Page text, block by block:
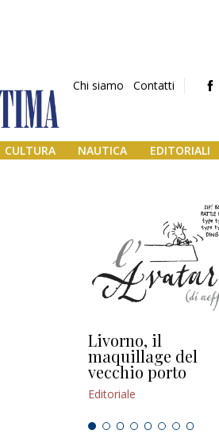
Chi siamo Contatti
CULTURA NAUTICA EDITORIALI
Livorno, il
maquillage del
vecchio porto
Editoriale